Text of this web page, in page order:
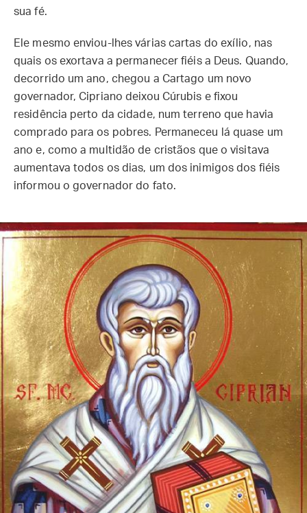
sua fé.
Ele mesmo enviou-lhes várias cartas do exílio, nas
quais os exortava a permanecer fiéis a Deus. Quando,
decorrido um ano, chegou a Cartago um novo
governador, Cipriano deixou Cúrubis e fixou
residência perto da cidade, num terreno que havia
comprado para os pobres. Permaneceu lá quase um
ano e, como a multidão de cristãos que o visitava
aumentava todos os dias, um dos inimigos dos fiéis
informou o governador do fato.